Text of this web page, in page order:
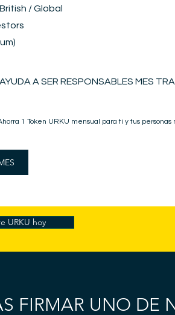
/ Global
A SER RESPONSABLES MES
1 Token URKU mensual para ti y tus personas
URKU hoy
FIRMAR UNO DE